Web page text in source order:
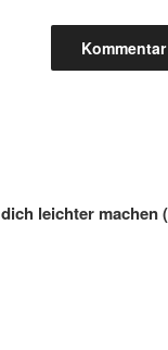
leichter machen